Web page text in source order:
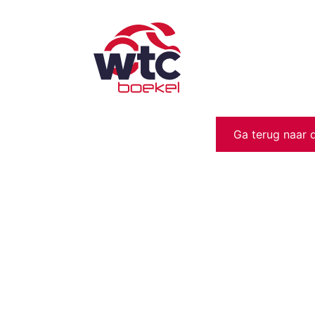
Ga terug naar